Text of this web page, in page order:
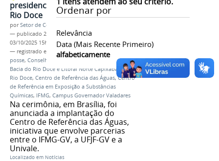
Ordenar por
Relevância
Data (mais Recente Primeiro)
alfabeticamente
presidencial do Novo Acordo do
Rio Doce
porSetor de Comunicação
— publicado 29/09/2025—última modificação
03/10/2025 15h53
— registrado em:
Novo Acordo do Rio Doce
posse, Conselho Federal de Participação Social da
Bacia do Rio Doce e Litoral Norte Capixaba
CFPS
Rio Doce, Centro de Referência das Águas,Centro
de Referência em Exposição a Substâncias
Químicas, IFMG, Campus Governador Valadares
Na cerimônia, em Brasília, foi
anunciada a implantação do
Centro de Referência das Águas,
iniciativa que envolve parcerias
entre o IFMG-GV, a UFJF-GV e a
Univale.
Localizado em Notícias